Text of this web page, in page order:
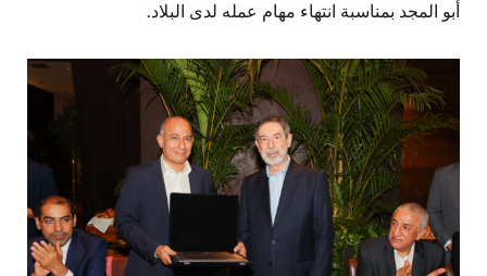
أبو المجد بمناسبة انتهاء مهام عمله لدى البلاد.